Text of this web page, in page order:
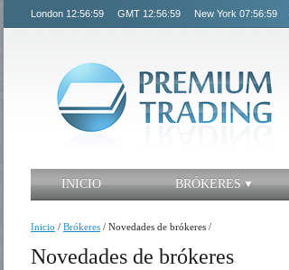
London 12:56:59 GMT 12:56:59 New York 07:56:59
INICIO BRÓKERES
Inicio / Brókeres / Novedades de brókeres /
Novedades de brókeres